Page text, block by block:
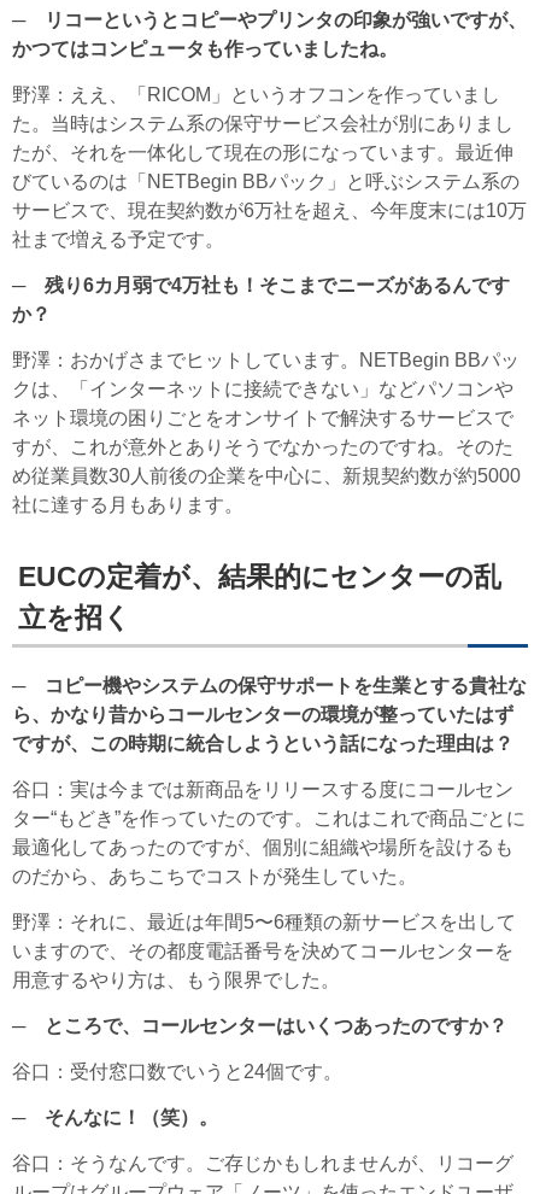
─ リコーというとコピーやプリンタの印象が強いですが、
かつてはコンピュータも作っていましたね。
野澤 ：ええ、「RICOM」というオフコンを作っていまし
た。当時はシステム系の保守サービス会社が別にありまし
たが、それを一体化して現在の形になっています。最近伸
びているのは「NETBegin BBパック」と呼ぶシステム系の
サービスで、現在契約数が6万社を超え、今年度末には10万
社まで増える予定です。
─ 残り6カ月弱で4万社も！そこまでニーズがあるんです
か？
野澤 ：おかげさまでヒットしています。NETBegin BBパッ
クは、「インターネットに接続できない」などパソコンや
ネット環境の困りごとをオンサイトで解決するサービスで
すが、これが意外とありそうでなかったのですね。そのた
め従業員数30人前後の企業を中心に、新規契約数が約5000
社に達する月もあります。
EUCの定着が、結果的にセンターの乱
立を招く
─ コピー機やシステムの保守サポートを生業とする貴社な
ら、かなり昔からコールセンターの環境が整っていたはず
ですが、この時期に統合しようという話になった理由は？
谷口 ：実は今までは新商品をリリースする度にコールセン
ター“もどき”を作っていたのです。これはこれで商品ごとに
最適化してあったのですが、個別に組織や場所を設けるも
のだから、あちこちでコストが発生していた。
野澤 ：それに、最近は年間5〜6種類の新サービスを出して
いますので、その都度電話番号を決めてコールセンターを
用意するやり方は、もう限界でした。
─ ところで、コールセンターはいくつあったのですか？
谷口 ：受付窓口数でいうと24個です。
─ そんなに！（笑）。
谷口 ：そうなんです。ご存じかもしれませんが、リコーグ